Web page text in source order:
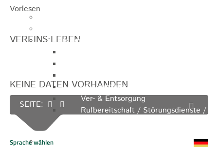
Bürgerservice
Wasserzähler
Ver- & Entsorgung
Rufbereitschaft / Störungsdienste /
Vorlesen
VEREINS·LEBEN
KEINE DATEN VORHANDEN
SEITE: